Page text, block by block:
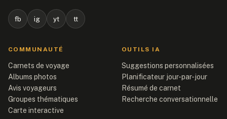
fb ig yt tt
COMMUNAUTÉ
Carnets de voyage
Albums photos
Avis voyageurs
Groupes thématiques
Carte interactive
OUTILS IA
Suggestions personnalisées
Planificateur jour-par-jour
Résumé de carnet
Recherche conversationnelle